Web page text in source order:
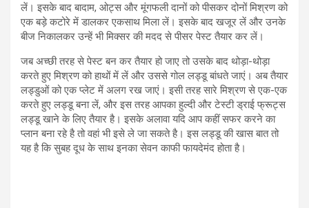
लें। इसके बाद बादाम, ओट्स और मूंगफली दानों को पीसकर दोनों मिश्रण को
एक बड़े कटोरे में डालकर एकसाथ मिला लें। इसके बाद खजूर लें और उनके
बीज निकालकर उन्हें भी मिक्सर की मदद से पीसर पेस्ट तैयार कर लें।
जब अच्‍छी तरह से पेस्‍ट बन कर तैयार हो जाए तो उसके बाद थोड़ा-थोड़ा
करते हुए मिश्रण को हाथों में लें और उससे गोल लड्डू बांधते जाएं। अब तैयार
लड्डुओं को एक प्लेट में अलग रख जाएं। इसी तरह सारे मिश्रण से एक-एक
करते हुए लड्डू बना लें, और इस तरह आपका हुल्‍दी और टेस्‍टी ड्राई फ्रूट्स
लड्डू खाने के लिए तैयार है। इसके अलावा यदि आप कहीं सफर करने का
प्‍लान बना रहे है तो वहां भी इसे ले जा सकते है। इस लड्डू की खास बात तो
यह है कि सुबह दूध के साथ इनका सेवन काफी फायदेमंद होता है।